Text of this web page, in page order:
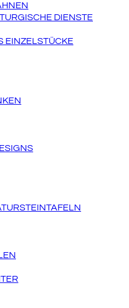
DIENSTE
EINZELSTÜCKE